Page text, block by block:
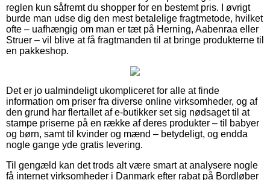
reglen kun såfremt du shopper for en bestemt pris. I øvrigt
burde man udse dig den mest betalelige fragtmetode, hvilket
ofte – uafhængig om man er tæt på Herning, Aabenraa eller
Struer – vil blive at få fragtmanden til at bringe produkterne til
en pakkeshop.
Det er jo ualmindeligt ukompliceret for alle at finde
information om priser fra diverse online virksomheder, og af
den grund har flertallet af e-butikker set sig nødsaget til at
stampe priserne på en række af deres produkter – til babyer
og børn, samt til kvinder og mænd – betydeligt, og endda
nogle gange yde gratis levering.
Til gengæld kan det trods alt være smart at analysere nogle
få internet virksomheder i Danmark efter rabat på Bordløber